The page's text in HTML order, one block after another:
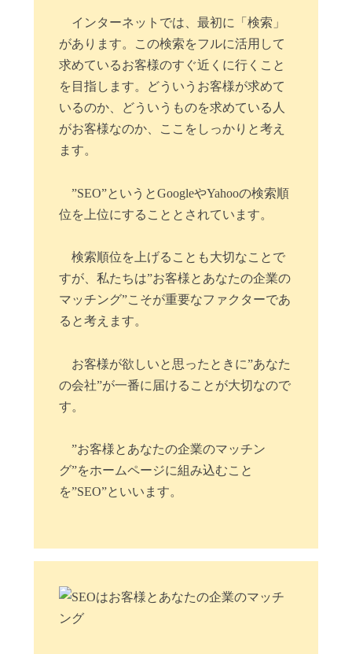
インターネットでは、最初に「検索」
があります。この検索をフルに活用して
求めているお客様のすぐ近くに行くこと
を目指します。どういうお客様が求めて
いるのか、どういうものを求めている人
がお客様なのか、ここをしっかりと考え
ます。
”SEO”というとGoogleやYahooの検索順
位を上位にすることとされています。
検索順位を上げることも大切なことで
すが、私たちは”お客様とあなたの企業の
マッチング”こそが重要なファクターであ
ると考えます。
お客様が欲しいと思ったときに”あなた
の会社”が一番に届けることが大切なので
す。
”お客様とあなたの企業のマッチン
グ”をホームページに組み込むこと
を”SEO”といいます。